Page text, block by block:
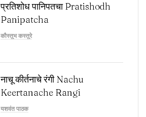
प्रतिशोध पानिपतचा Pratishodh
Panipatcha
कौस्तुभ कस्तुरे
नाचू कीर्तनाचे रंगी Nachu
Keertanache Rangi
यशवंत पाठक